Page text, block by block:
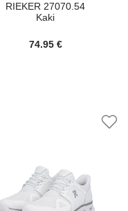
RIEKER 27070.54
Kaki
74.95 €